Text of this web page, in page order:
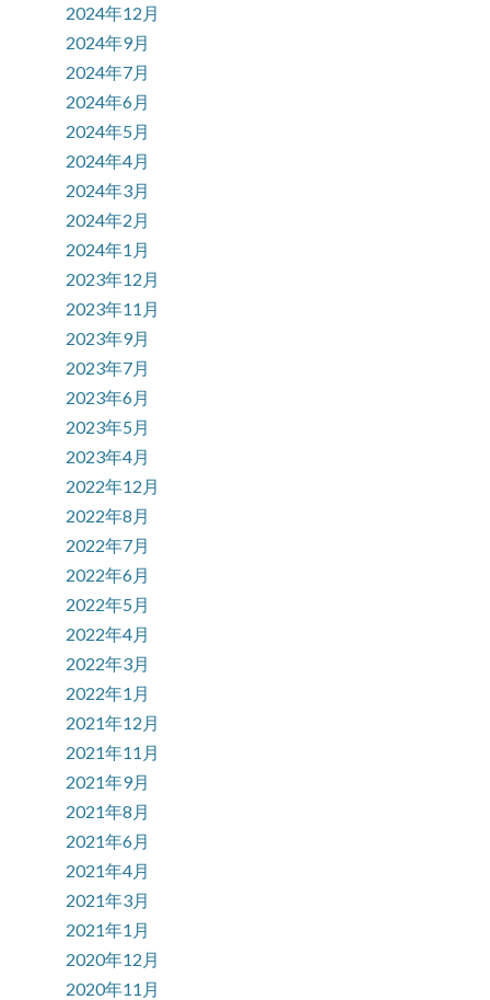
2024年12月
2024年9月
2024年7月
2024年6月
2024年5月
2024年4月
2024年3月
2024年2月
2024年1月
2023年12月
2023年11月
2023年9月
2023年7月
2023年6月
2023年5月
2023年4月
2022年12月
2022年8月
2022年7月
2022年6月
2022年5月
2022年4月
2022年3月
2022年1月
2021年12月
2021年11月
2021年9月
2021年8月
2021年6月
2021年4月
2021年3月
2021年1月
2020年12月
2020年11月